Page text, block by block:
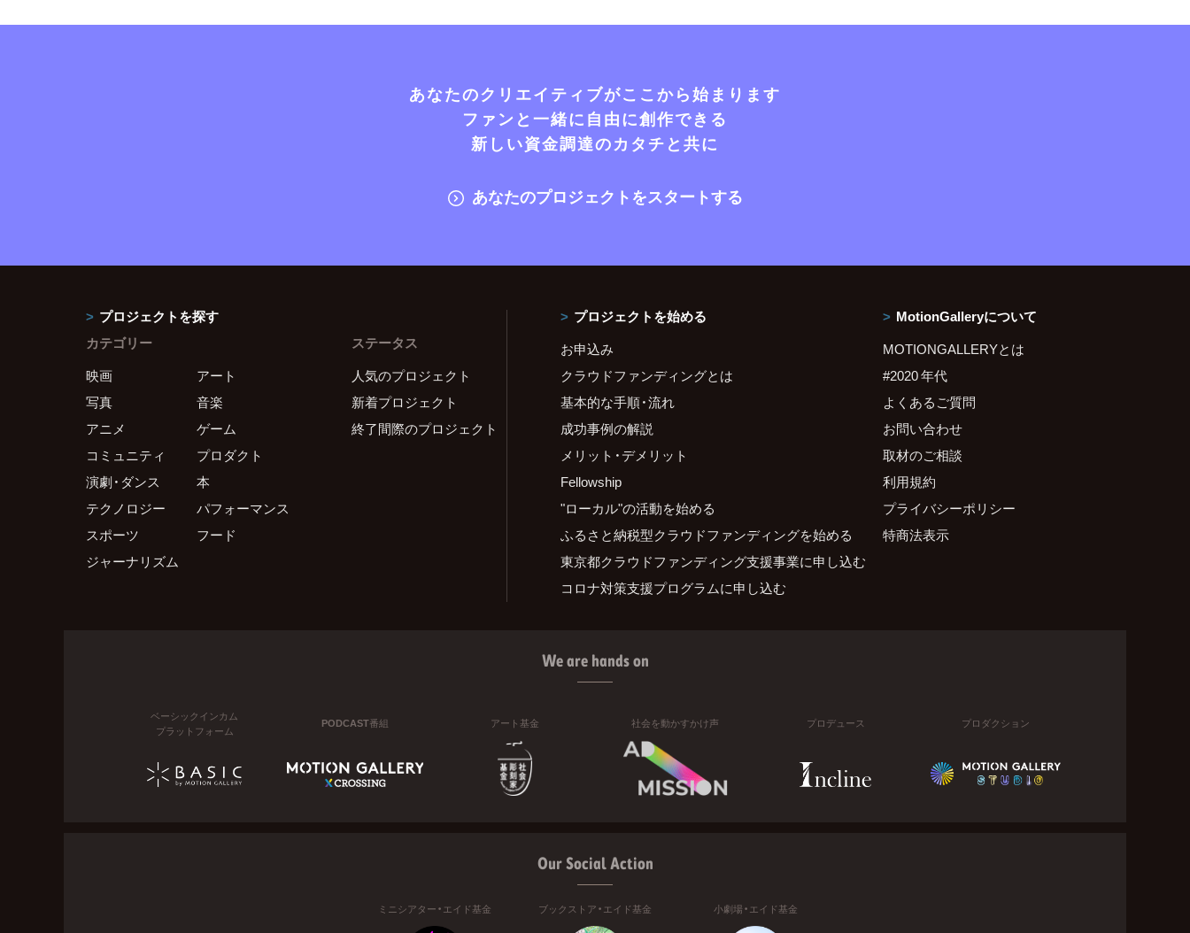
あなたのクリエイティブがここから始まります
ファンと一緒に自由に創作できる
新しい資金調達のカタチと共に
あなたのプロジェクトをスタートする
プロジェクトを探す
カテゴリー
映画
アート
写真
音楽
アニメ
ゲーム
コミュニティ
プロダクト
演劇・ダンス
本
テクノロジー
パフォーマンス
スポーツ
フード
ジャーナリズム
ステータス
人気のプロジェクト
新着プロジェクト
終了間際のプロジェクト
プロジェクトを始める
お申込み
クラウドファンディングとは
基本的な手順・流れ
成功事例の解説
メリット・デメリット
Fellowship
"ローカル"の活動を始める
ふるさと納税型クラウドファンディングを始める
東京都クラウドファンディング支援事業に申し込む
コロナ対策支援プログラムに申し込む
MotionGalleryについて
MOTIONGALLERYとは
#2020 年代
よくあるご質問
お問い合わせ
取材のご相談
利用規約
プライバシーポリシー
特商法表示
We are hands on
ベーシックインカム
プラットフォーム
PODCAST番組 アート基金 社会を動かすかけ声 プロデュース プロダクション
Our Social Action
ミニシアター・エイド基金 ブックストア・エイド基金 小劇場・エイド基金